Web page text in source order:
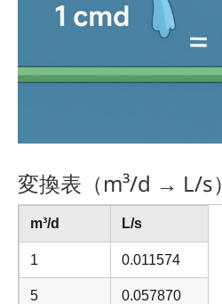
変換表（m³/d → L/s）
m³/d L/s
1 0.011574
5 0.057870